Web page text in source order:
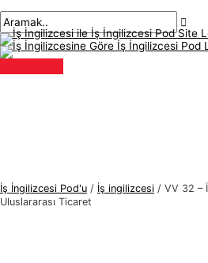
atla
menü
İş İngilizcesi Pod'u / İş ingilizcesi / VV 32 –
Uluslararası Ticaret
gönderisi
yaz..
posta*
İ
ş
İ
n
c
A
r
a
m